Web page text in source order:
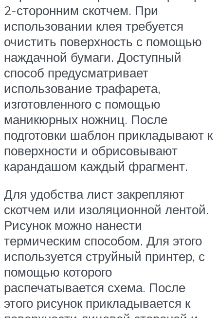
2-сторонним скотчем. При
использовании клея требуется
очистить поверхность с помощью
наждачной бумаги. Доступный
способ предусматривает
использование трафарета,
изготовленного с помощью
маникюрных ножниц. После
подготовки шаблон прикладывают к
поверхности и обрисовывают
карандашом каждый фрагмент.
Для удобства лист закрепляют
скотчем или изоляционной лентой.
Рисунок можно нанести
термическим способом. Для этого
используется струйный принтер, с
помощью которого
распечатывается схема. После
этого рисунок прикладывается к